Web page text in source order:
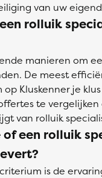
van uw
rolluik
manieren om
De meest
Kluskenner je
te vergelijken
van rolluik
of een rolluik
is de